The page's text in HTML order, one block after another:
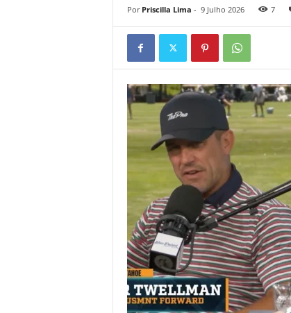
Por Priscilla Lima - 9 Julho 2026 7